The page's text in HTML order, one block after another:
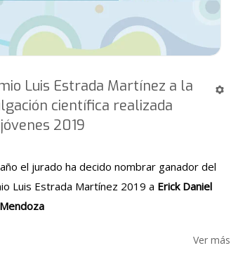
Luis Estrada Martínez a la
científica realizada
2019
el jurado ha decido nombrar ganador del
Luis Estrada Martínez 2019 a Erick Daniel
Ver más